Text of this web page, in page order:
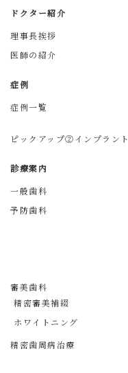
ドクター紹介
理事長挨拶
医師の紹介
症例
症例一覧
ピックアップ②インプラント
診療案内
一般歯科
予防歯科
審美歯科
精密審美補綴
ホワイトニング
精密歯周病治療